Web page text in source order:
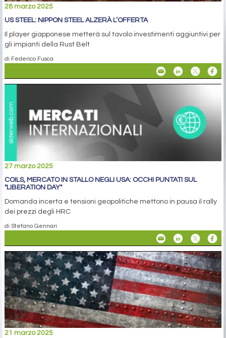
28 marzo 2025
US STEEL: NIPPON STEEL ALZERÀ L’OFFERTA
Il player giapponese metterà sul tavolo investimenti aggiuntivi per
gli impianti della Rust Belt
di Federico Fusca
27 marzo 2025
COILS, MERCATO IN STALLO NEGLI USA: OCCHI PUNTATI SUL
"LIBERATION DAY"
Domanda incerta e tensioni geopolitiche mettono in pausa il rally
dei prezzi degli HRC
di Stefano Gennari
21 marzo 2025